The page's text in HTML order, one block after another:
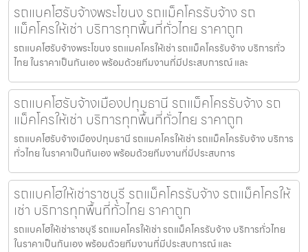
รถแบคโฮรับจ้างพระโขนง รถแม็คโครรับจ้าง รถ
แม็คโครให้เช่า บริการทุกพื้นที่ทั่วไทย ราคาถูก
รถแบคโฮรับจ้างพระโขนง รถแมคโครให้เช่า รถแม็คโครรับจ้าง บริการทั่ว
ไทย ในราคาเป็นกันเอง พร้อมด้วยทีมงานที่มีประสบการณ์ และ
รถแบคโฮรับจ้างเมืองปทุมธานี รถแม็คโครรับจ้าง รถ
แม็คโครให้เช่า บริการทุกพื้นที่ทั่วไทย ราคาถูก
รถแบคโฮรับจ้างเมืองปทุมธานี รถแมคโครให้เช่า รถแม็คโครรับจ้าง บริการ
ทั่วไทย ในราคาเป็นกันเอง พร้อมด้วยทีมงานที่มีประสบการ
รถแบคโฮให้เช่าราชบุรี รถแม็คโครรับจ้าง รถแม็คโครให้
เช่า บริการทุกพื้นที่ทั่วไทย ราคาถูก
รถแบคโฮให้เช่าราชบุรี รถแมคโครให้เช่า รถแม็คโครรับจ้าง บริการทั่วไทย
ในราคาเป็นกันเอง พร้อมด้วยทีมงานที่มีประสบการณ์ และ